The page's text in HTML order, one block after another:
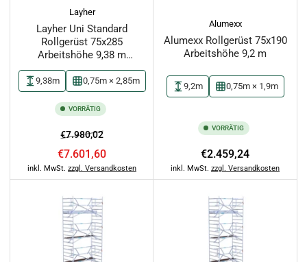
Layher
Layher Uni Standard
Rollgerüst 75x285
Arbeitshöhe 9,38 m
(1401107)
9,38m 0,75m × 2,85m
VORRÄTIG
Normaler
Preis
€7.980,02Ausverkaufspreis
€7.601,60
inkl. MwSt. zzgl. Versandkosten
Alumexx
Alumexx Rollgerüst 75x190
Arbeitshöhe 9,2 m
9,2m 0,75m × 1,9m
VORRÄTIG
Normaler
Preis
€2.459,24
inkl. MwSt. zzgl. Versandkosten